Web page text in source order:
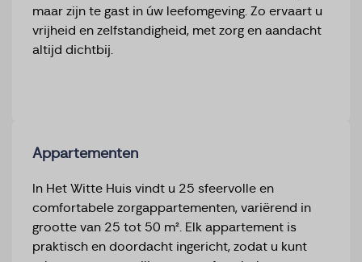
maar zijn te gast in úw leefomgeving. Zo ervaart u
vrijheid en zelfstandigheid, met zorg en aandacht
altijd dichtbij.
Appartementen
In Het Witte Huis vindt u 25 sfeervolle en
comfortabele zorgappartementen, variërend in
grootte van 25 tot 50 m². Elk appartement is
praktisch en doordacht ingericht, zodat u kunt